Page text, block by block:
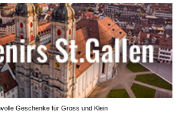
Geschenke für Gross und Klein